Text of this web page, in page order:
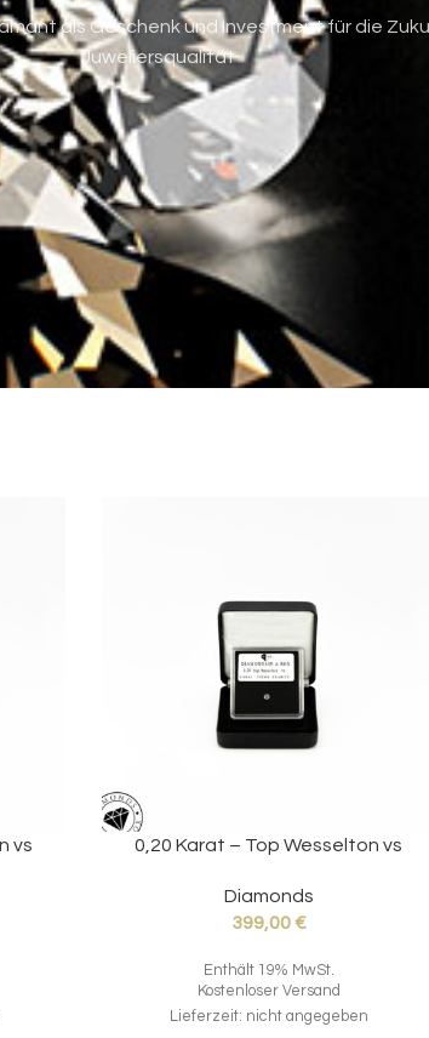
als Geschenk und Investment für die
Juweliersqualität
vs 0,20 Karat – Top Wesselton vs
Diamonds
399,00€
Enthält 19% MwSt.
Kostenloser Versand
Lieferzeit: nicht angegeben